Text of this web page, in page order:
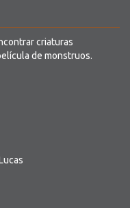
criaturas
de monstruos.